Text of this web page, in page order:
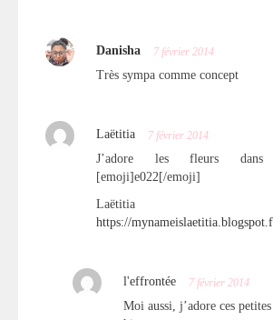
Danisha 7 février 2014
Très sympa comme concept
Laëtitia 7 février 2014
J’adore les fleurs dans
[emoji]e022[/emoji] ️
Laëtitia
https://
l'effrontée 7 février 2014
Moi aussi, j’adore ces